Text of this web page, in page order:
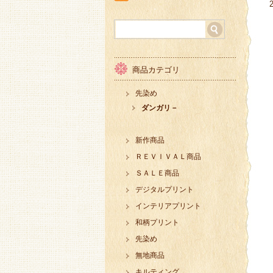
商品カテゴリ
先染め
ダンガリ－
新作商品
ＲＥＶＩＶＡＬ商品
ＳＡＬＥ商品
デジタルプリント
インテリアプリント
和柄プリント
先染め
無地商品